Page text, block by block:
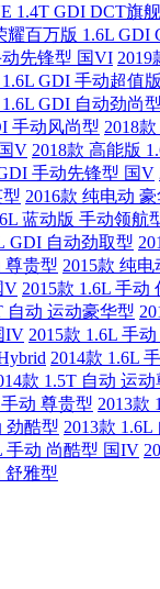
1.4T GDI DCT旗
耀百万版 1.6L GDI
动先锋型 国VI
1.6L GDI 手动超值
GDI 自动劲尚型
手动风尚型 2018
V 2018款 高能版
手动先锋型 国V
2016款 纯电动
蓝动版 手动领航
GDI 自动劲取型
尊贵型 2015款 纯
V 2015款 1.6L 手动
自动 运动豪华型
IV 2015款 1.6L 手
2014款 1.6L
款 1.5T 自动 运
动 尊贵型 2013款
劲酷型 2013款
手动 尚酷型 国IV
舒雅型